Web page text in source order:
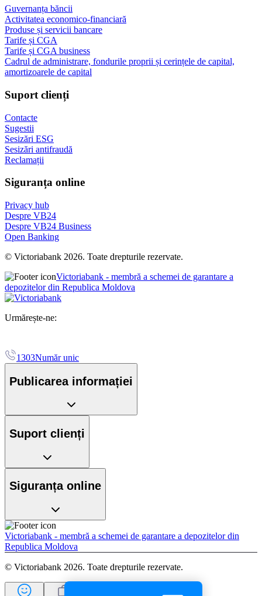
Guvernanța băncii
Activitatea economico-financiară
Produse și servicii bancare
Tarife și CGA
Tarife și CGA business
Cadrul de administrare, fondurile proprii și cerințele de capital,
amortizoarele de capital
Suport clienți
Contacte
Sugestii
Sesizări ESG
Sesizări antifraudă
Reclamații
Siguranța online
Privacy hub
Despre VB24
Despre VB24 Business
Open Banking
© Victoriabank 2026. Toate drepturile rezervate.
Victoriabank - membră a schemei de garantare a
depozitelor din Republica Moldova
Urmărește-ne:
1303Număr unic
Publicarea informației
Suport clienți
Siguranța online
Victoriabank - membră a schemei de garantare a depozitelor din
Republica Moldova
© Victoriabank 2026. Toate drepturile rezervate.